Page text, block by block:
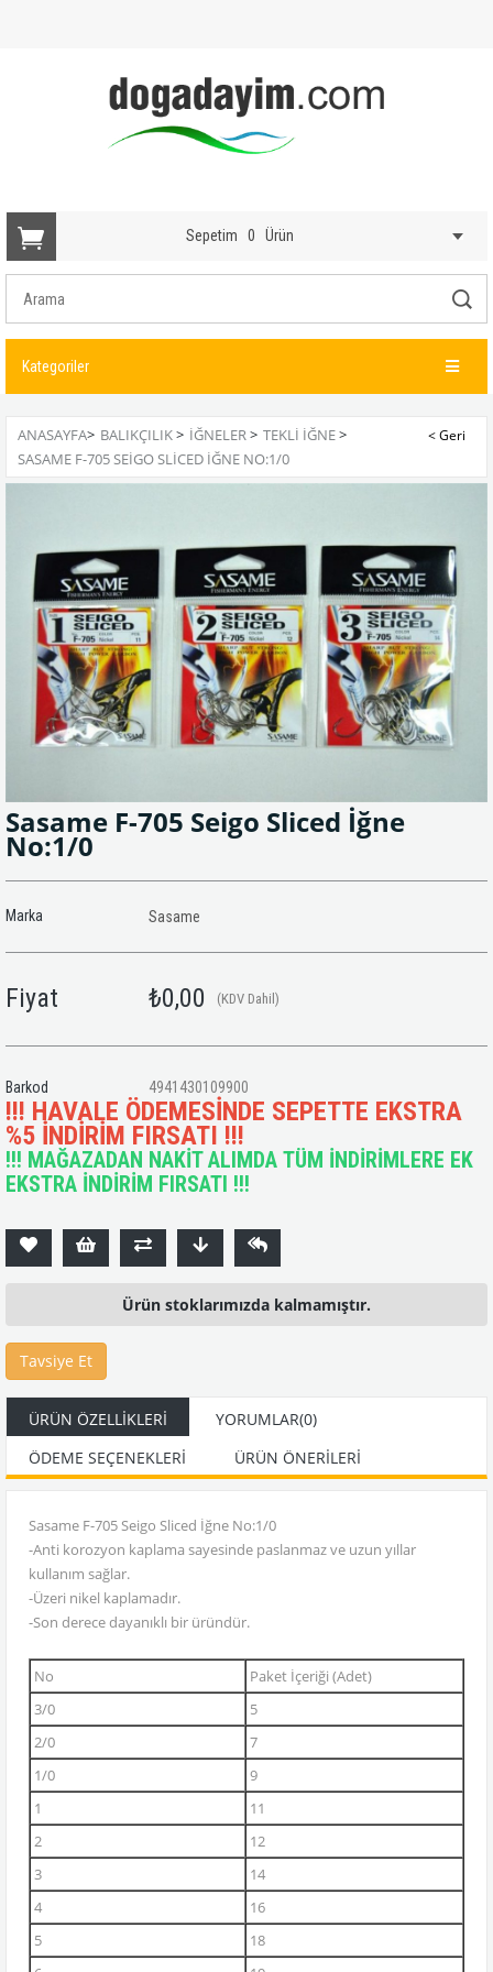
Sepetim 0 Ürün
Kategoriler
ANASAYFA> BALIKÇILIK> İĞNELER> TEKLI İĞNE>
SASAME F-705 SEIGO SLICED İĞNE NO:1/0
Sasame F-705 Seigo Sliced İğne
No:1/0
Marka Sasame
Fiyat ₺0,00 (KDV Dahil)
Barkod 4941430109900
!!! HAVALE ÖDEMESİNDE SEPETTE EKSTRA
%5 İNDİRİM FIRSATI !!!
!!! MAĞAZADAN NAKİT ALIMDA TÜM İNDİRİMLERE EK
EKSTRA İNDİRİM FIRSATI !!!
Ürün stoklarımızda kalmamıştır.
Tavsiye Et
ÜRÜN ÖZELLIKLERI YORUMLAR(0)
ÖDEME SEÇENEKLERI
ÜRÜN ÖNERILERI
Sasame F-705 Seigo Sliced İğne No:1/0
-Anti korozyon kaplama sayesinde paslanmaz ve uzun yıllar
kullanım sağlar.
-Üzeri nikel kaplamadır.
-Son derece dayanıklı bir üründür.
No
Paket İçeriği (Adet)
3/0
5
2/0
7
1/0
9
1
11
2
12
3
14
4
16
5
18